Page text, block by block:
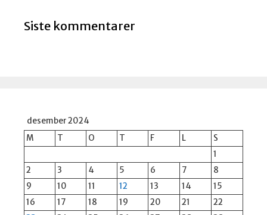
Siste kommentarer
desember 2024
M
T O T F L
S
1
2
3 4 5 6 7
8
9
10 11 12 13 14
15
16
17 18 19 20 21
22